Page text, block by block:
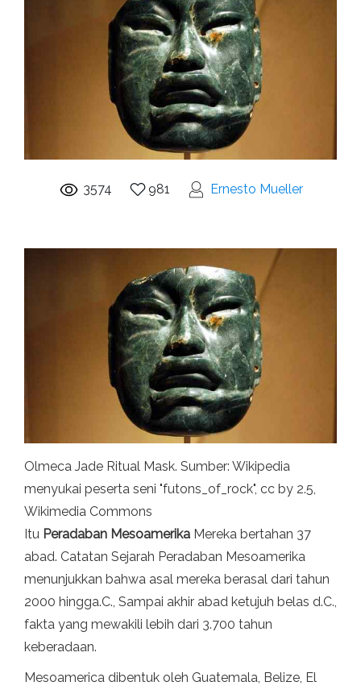
3574 981 Ernesto Mueller
Olmeca Jade Ritual Mask. Sumber: Wikipedia
menyukai peserta seni "futons_of_rock", cc by 2.5,
Wikimedia Commons
Itu Peradaban Mesoamerika Mereka bertahan 37
abad. Catatan Sejarah Peradaban Mesoamerika
menunjukkan bahwa asal mereka berasal dari tahun
2000 hingga.C., Sampai akhir abad ketujuh belas d.C.,
fakta yang mewakili lebih dari 3.700 tahun
keberadaan.
Mesoamerica dibentuk oleh Guatemala, Belize, El